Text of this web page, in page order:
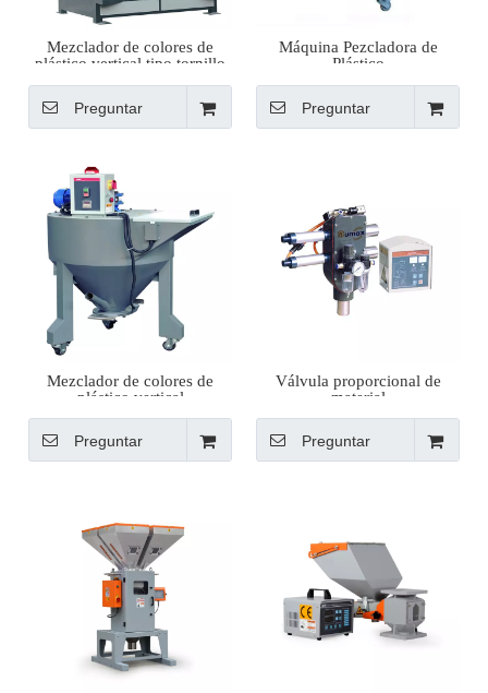
Mezclador de colores de
plástico vertical tipo tornillo
Preguntar
Máquina Pezcladora de
Plástico
Preguntar
Mezclador de colores de
plástico vertical
Preguntar
Válvula proporcional de
material
Preguntar